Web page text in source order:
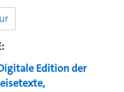
Edition der